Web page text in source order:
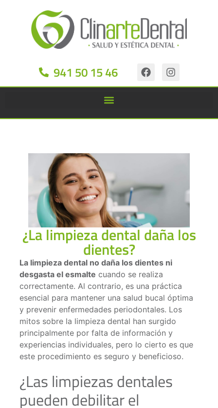
941 50 15 46
¿La limpieza dental daña los
dientes?
La limpieza dental no daña los dientes ni
desgasta el esmalte cuando se realiza
correctamente. Al contrario, es una práctica
esencial para mantener una salud bucal óptima
y prevenir enfermedades periodontales. Los
mitos sobre la limpieza dental han surgido
principalmente por falta de información y
experiencias individuales, pero lo cierto es que
este procedimiento es seguro y beneficioso.
¿Las limpiezas dentales
pueden debilitar el